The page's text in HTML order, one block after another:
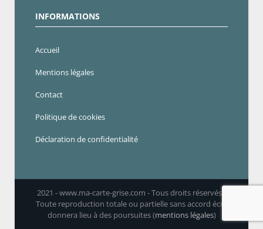
INFORMATIONS
Accueil
Mentions légales
Contact
Politique de cookies
Déclaration de confidentialité
2021 - www.ma-carte-grise.com - Tous droits réservés -
Toute reproduction totale ou partielle sans accord écrit
donnera lieu à des poursuites (mentions légales)